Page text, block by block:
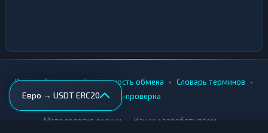
Евро → USDT ERC20
Вики • Города • Безопасность обмена • Словарь терминов •
AML-проверка
Методология оценки Как мы зарабатываем